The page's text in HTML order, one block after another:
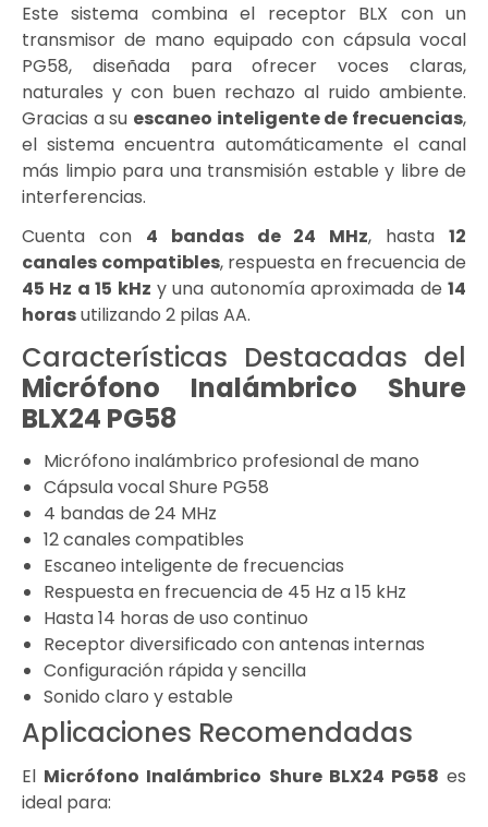
Este sistema combina el receptor BLX con un
transmisor de mano equipado con cápsula vocal
PG58, diseñada para ofrecer voces claras,
naturales y con buen rechazo al ruido ambiente.
Gracias a su escaneo inteligente de frecuencias,
el sistema encuentra automáticamente el canal
más limpio para una transmisión estable y libre de
interferencias.
Cuenta con 4 bandas de 24 MHz, hasta 12
canales compatibles, respuesta en frecuencia de
45 Hz a 15 kHz y una autonomía aproximada de14
horasutilizando 2 pilas AA.
Características Destacadas del
Micrófono Inalámbrico Shure
BLX24 PG58
Micrófono inalámbrico profesional de mano
Cápsula vocal Shure PG58
4 bandas de 24 MHz
12 canales compatibles
Escaneo inteligente de frecuencias
Respuesta en frecuencia de 45 Hz a 15 kHz
Hasta 14 horas de uso continuo
Receptor diversificado con antenas internas
Configuración rápida y sencilla
Sonido claro y estable
Aplicaciones Recomendadas
El Micrófono Inalámbrico Shure BLX24 PG58 es
ideal para: